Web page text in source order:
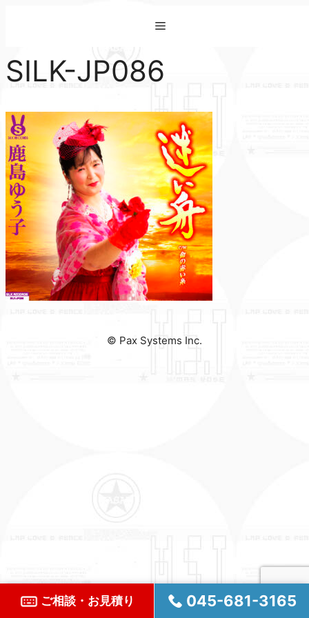
ン
ツ
ス
キ
ッ
プ
Menu
SILK-JP086
© Pax Systems Inc.
ご相談・お見積り 045-681-3165